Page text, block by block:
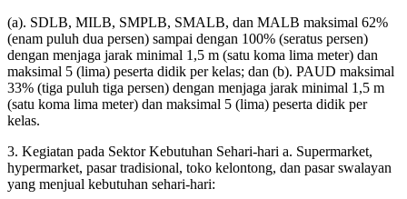
(a). SDLB, MILB, SMPLB, SMALB, dan MALB maksimal 62%
(enam puluh dua persen) sampai dengan 100% (seratus persen)
dengan menjaga jarak minimal 1,5 m (satu koma lima meter) dan
maksimal 5 (lima) peserta didik per kelas; dan (b). PAUD maksimal
33% (tiga puluh tiga persen) dengan menjaga jarak minimal 1,5 m
(satu koma lima meter) dan maksimal 5 (lima) peserta didik per
kelas.
3. Kegiatan pada Sektor Kebutuhan Sehari-hari a. Supermarket,
hypermarket, pasar tradisional, toko kelontong, dan pasar swalayan
yang menjual kebutuhan sehari-hari: